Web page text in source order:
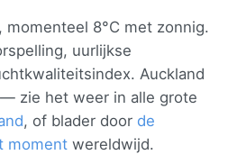
momenteel 8°C met zonnig.
uurlijkse
Auckland
— zie het weer in alle grote
, of blader door de
moment wereldwijd.